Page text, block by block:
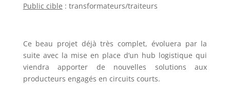
Public cible : transformateurs/traiteurs
Ce beau projet déjà très complet, évoluera par la
suite avec la mise en place d’un hub logistique qui
viendra apporter de nouvelles solutions aux
producteurs engagés en circuits courts.